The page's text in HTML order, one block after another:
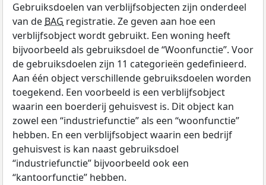
Gebruiksdoelen van verblijfsobjecten zijn onderdeel
van deBAG registratie. Ze geven aan hoe een
verblijfsobject wordt gebruikt. Een woning heeft
bijvoorbeeld als gebruiksdoel de “Woonfunctie”. Voor
de gebruiksdoelen zijn 11 categorieën gedefinieerd.
Aan één object verschillende gebruiksdoelen worden
toegekend. Een voorbeeld is een verblijfsobject
waarin een boerderij gehuisvest is. Dit object kan
zowel een “industriefunctie” als een “woonfunctie”
hebben. En een verblijfsobject waarin een bedrijf
gehuisvest is kan naast gebruiksdoel
“industriefunctie” bijvoorbeeld ook een
“kantoorfunctie” hebben.